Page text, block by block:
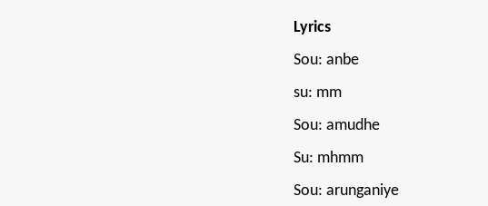
Lyrics
Sou: anbe
su: mm
Sou: amudhe
Su: mhmm
Sou: arunganiye